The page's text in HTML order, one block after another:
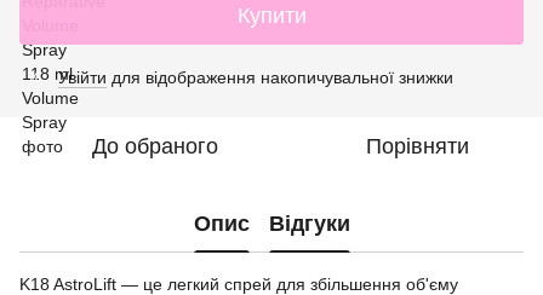
Купити
% Увійти для відображення накопичувальної знижки
До обраного Порівняти
Опис Відгуки
K18 AstroLift — це легкий спрей для збільшення об'єму